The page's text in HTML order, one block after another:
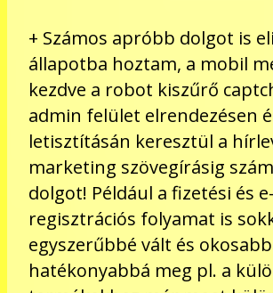
+ Számos apróbb dolgot is
állapotba hoztam, a mobil
kezdve a robot kiszűrő
admin felület elrendezésen
letisztításán keresztül a
marketing szövegírásig
dolgot! Például a fizetési és
regisztrációs folyamat is
egyszerűbbé vált és
hatékonyabbá meg pl. a